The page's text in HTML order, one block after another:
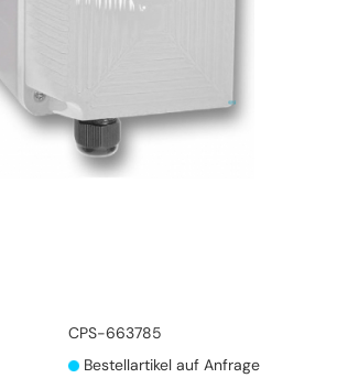
CPS-663785
Bestellartikel auf Anfrage